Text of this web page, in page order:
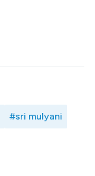
#sri mulyani